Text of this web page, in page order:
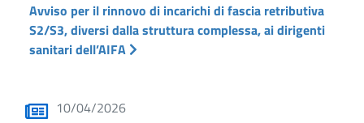
Avviso per il rinnovo di incarichi di fascia retributiva
S2/S3, diversi dalla struttura complessa, ai dirigenti
sanitari dell’AIFA
10/04/2026